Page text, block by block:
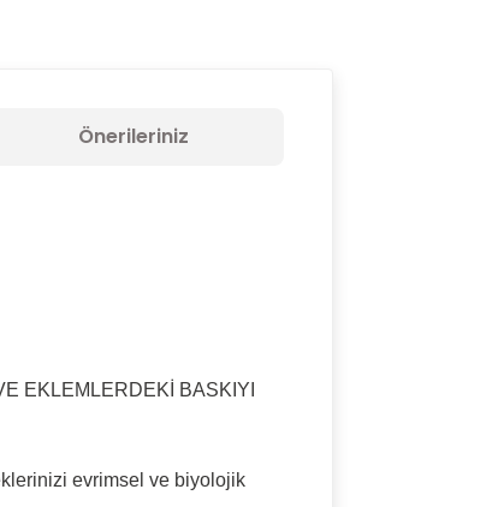
Önerileriniz
EKLEMLERDEKİ BASKIYI
evrimsel ve biyolojik